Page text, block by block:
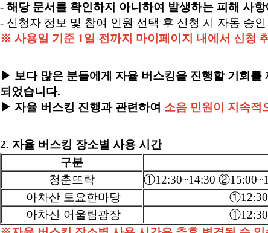
- 해당 문서를 확인하지 아니하여 발생하는 피해 사
- 신청자 정보 및 참여 인원 선택 후 신청 시 자동 승인
※ 사용일 기준 1일 전까지 마이페이지 내에서 신청
▶ 보다 많은 분들에게 자율 버스킹을 진행할 기회를
되었습니다.
▶ 자율 버스킹 진행과 관련하여 소음 민원이 지속적
2. 자율 버스킹 장소별 사용 시간
구분
청춘뜨락
①12:30~14:30
아차산 토요한마당
아차산 어울림광장